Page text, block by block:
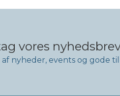
vores
af nyheder, events og gode